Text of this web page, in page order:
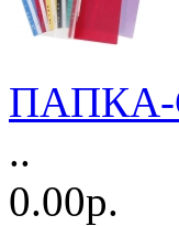
..
0.00р.